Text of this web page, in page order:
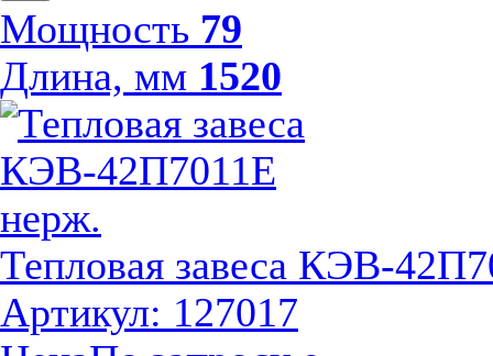
Мощность 79
Длина, мм 1520
Тепловая завеса КЭВ-
Артикул: 127017